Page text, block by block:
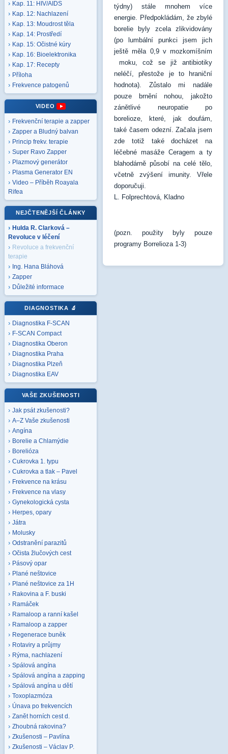
Kap. 11: HIV/AIDS
Kap. 12: Nachlazení
Kap. 13: Moudrost těla
Kap. 14: Prostředí
Kap. 15: Očistné kúry
Kap. 16: Bioelektronika
Kap. 17: Recepty
Příloha
Frekvence patogenů
VIDEO
Frekvenční terapie a zapper
Zapper a Bludný balvan
Princip frekv. terapie
Super Ravo Zapper
Plazmový generátor
Plasma Generator EN
Video – Příběh Roayala
Rifea
NEJČTENĚJŠÍ ČLÁNKY
Hulda R. Clarková –
Revoluce v léčení
Revoluce a frekvenční
terapie
Ing. Hana Bláhová
Zapper
Důležité informace
DIAGNOSTIKA 🔬
Diagnostika F-SCAN
F-SCAN Compact
Diagnostika Oberon
Diagnostika Praha
Diagnostika Plzeň
Diagnostika EAV
VAŠE ZKUŠENOSTI
Jak psát zkušenosti?
A–Z Vaše zkušenosti
Angína
Borelie a Chlamýdie
Borelióza
Cukrovka 1. typu
Cukrovka a tlak – Pavel
Frekvence na krásu
Frekvence na vlasy
Gynekologická cysta
Herpes, opary
Játra
Molusky
Odstranění parazitů
Očista žlučových cest
Pásový opar
Plané neštovice
Plané neštovice za 1H
Rakovina a F. buski
Ramáček
Ramaloop a ranní kašel
Ramaloop a zapper
Regenerace buněk
Rotaviry a průjmy
Rýma, nachlazení
Spálová angína
Spálová angína a zapping
Spálová angína u dětí
Toxoplazmóza
Únava po frekvencích
Zanět horních cest d.
Zhoubná rakovina?
Zkušenosti – Pavlína
Zkušenosti – Václav P.
týdny) stále mnohem více
energie. Předpokládám, že zbylé
borelie byly zcela zlikvidovány
(po lumbální punkci jsem jich
ještě měla 0,9 v mozkomíšním
moku, což se již antibiotiky
neléčí, přestože je to hraniční
hodnota). Zůstalo mi nadále
pouze brnění nohou, jakožto
zánětlivé neuropatie po
borelioze, které, jak doufám,
také časem odezní. Začala jsem
zde totiž také docházet na
léčebné masáže Ceragem a ty
blahodárně působí na celé tělo,
včetně zvýšení imunity. Vřele
doporučuji.
L. Folprechtová, Kladno
(pozn. použity byly pouze
programy Borrelioza 1-3)